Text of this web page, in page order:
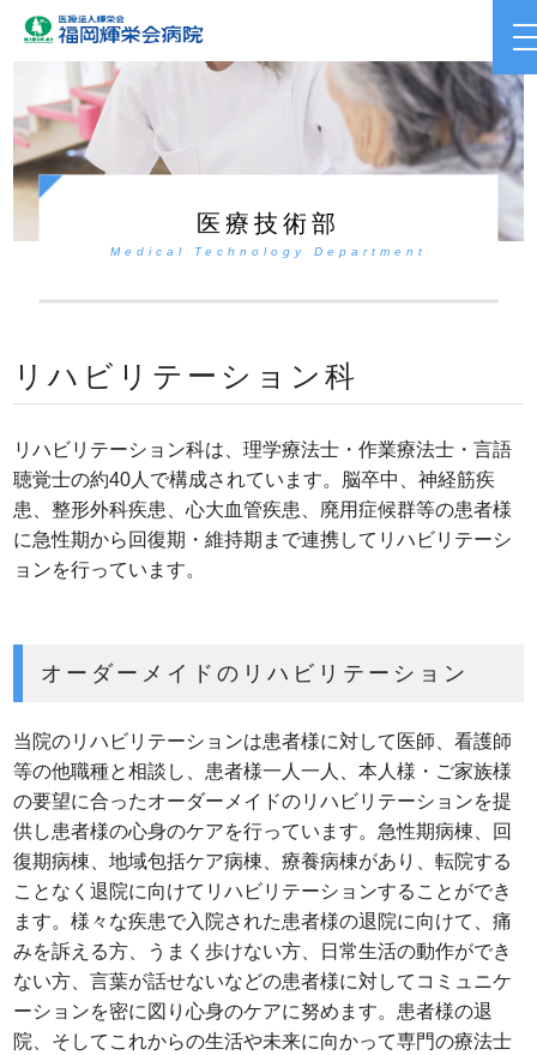
医療技術部
Medical Technology Department
リハビリテーション科
リハビリテーション科は、理学療法士・作業療法士・言語
聴覚士の約40人で構成されています。脳卒中、神経筋疾
患、整形外科疾患、心大血管疾患、廃用症候群等の患者様
に急性期から回復期・維持期まで連携してリハビリテーシ
ョンを行っています。
オーダーメイドのリハビリテーション
当院のリハビリテーションは患者様に対して医師、看護師
等の他職種と相談し、患者様一人一人、本人様・ご家族様
の要望に合ったオーダーメイドのリハビリテーションを提
供し患者様の心身のケアを行っています。急性期病棟、回
復期病棟、地域包括ケア病棟、療養病棟があり、転院する
ことなく退院に向けてリハビリテーションすることができ
ます。様々な疾患で入院された患者様の退院に向けて、痛
みを訴える方、うまく歩けない方、日常生活の動作ができ
ない方、言葉が話せないなどの患者様に対してコミュニケ
ーションを密に図り心身のケアに努めます。患者様の退
院、そしてこれからの生活や未来に向かって専門の療法士